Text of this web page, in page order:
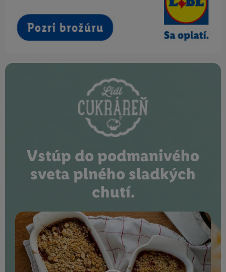
Vstúp do podmanivého
sveta plného sladkých
chutí.